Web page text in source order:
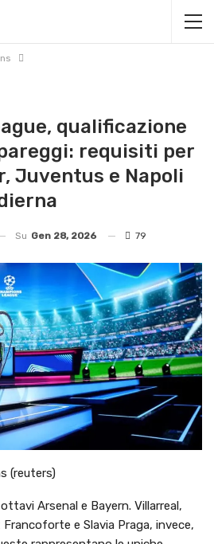
qualificazione
requisiti per
Juventus e Napoli
Su Gen 28, 2026 79
(reuters)
Arsenal e Bayern. Villarreal,
e Slavia Praga, invece,